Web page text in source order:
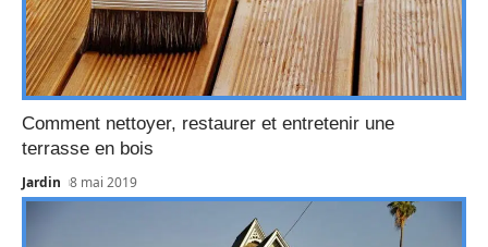
Comment nettoyer, restaurer et entretenir une
terrasse en bois
Jardin 8 mai 2019